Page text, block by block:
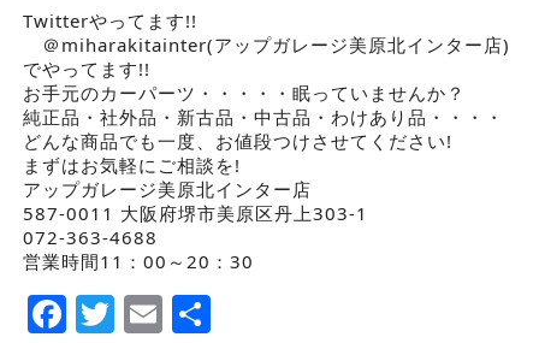
Twitterやってます!!
＠miharakitainter(アップガレージ美原北インター店)
でやってます!!
お手元のカーパーツ・・・・・眠っていませんか？
純正品・社外品・新古品・中古品・わけあり品・・・・
どんな商品でも一度、お値段つけさせてください!
まずはお気軽にご相談を!
アップガレージ美原北インター店
587-0011 大阪府堺市美原区丹上303-1
072-363-4688
営業時間11：00～20：30
Facebook
Twitter
EmailShare